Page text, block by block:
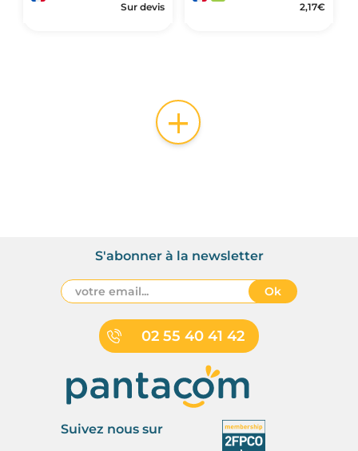
Sur devis
2,17€
+
02 55 40 41 42
S'abonner à la newsletter
Ok
Suivez nous sur